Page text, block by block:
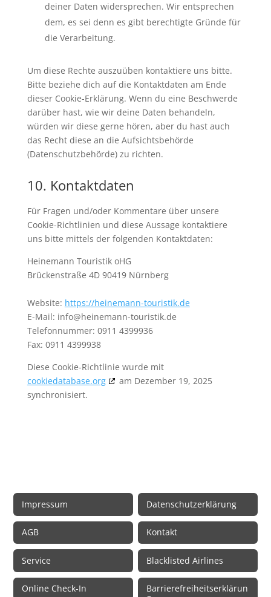
deiner Daten widersprechen. Wir entsprechen
dem, es sei denn es gibt berechtigte Gründe für
die Verarbeitung.
Um diese Rechte auszuüben kontaktiere uns bitte.
Bitte beziehe dich auf die Kontaktdaten am Ende
dieser Cookie-Erklärung. Wenn du eine Beschwerde
darüber hast, wie wir deine Daten behandeln,
würden wir diese gerne hören, aber du hast auch
das Recht diese an die Aufsichtsbehörde
(Datenschutzbehörde) zu richten.
10. Kontaktdaten
Für Fragen und/oder Kommentare über unsere
Cookie-Richtlinien und diese Aussage kontaktiere
uns bitte mittels der folgenden Kontaktdaten:
Heinemann Touristik oHG
Brückenstraße 4D 90419 Nürnberg
Website: https://heinemann-touristik.de
E-Mail: info@heinemann-touristik.de
Telefonnummer: 0911 4399936
Fax: 0911 4399938
Diese Cookie-Richtlinie wurde mit
cookiedatabase.org
am Dezember 19, 2025
synchronisiert.
Impressum Datenschutzerklärung
AGB Kontakt
Service Blacklisted Airlines
Online Check-In
Barrierefreiheitserklärun